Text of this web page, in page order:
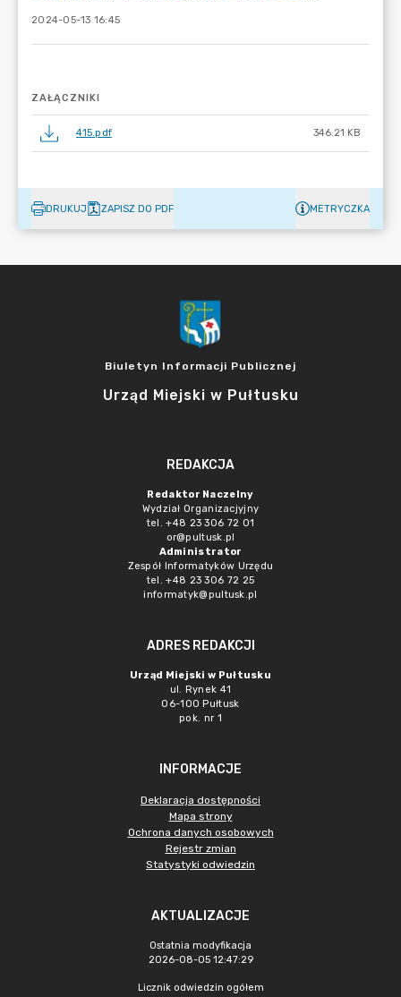
2024-05-13 16:45
ZAŁĄCZNIKI
415.pdf 346.21 KB
DRUKUJ ZAPISZ DO PDF METRYCZKA
Biuletyn Informacji Publicznej
Urząd Miejski w Pułtusku
REDAKCJA
Redaktor Naczelny
Wydział Organizacjyjny
tel. +48 23 306 72 01
or@pultusk.pl
Administrator
Zespół Informatyków Urzędu
tel. +48 23 306 72 25
informatyk@pultusk.pl
ADRES REDAKCJI
Urząd Miejski w Pułtusku
ul. Rynek 41
06-100 Pułtusk
pok. nr 1
INFORMACJE
Deklaracja dostępności
Mapa strony
Ochrona danych osobowych
Rejestr zmian
Statystyki odwiedzin
AKTUALIZACJE
Ostatnia modyfikacja
2026-08-05 12:47:29
Licznik odwiedzin ogółem